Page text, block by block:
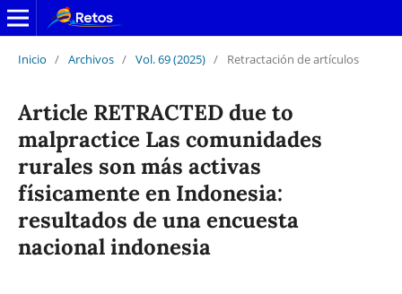
Inicio / Archivos / Vol. 69 (2025) / Retractación de artículos
Article RETRACTED due to
malpractice Las comunidades
rurales son más activas
físicamente en Indonesia:
resultados de una encuesta
nacional indonesia